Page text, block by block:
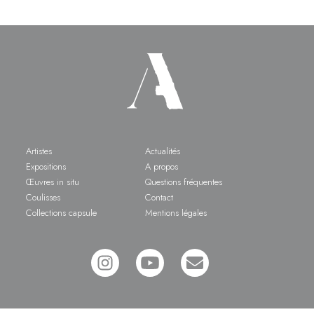
Artistes
Expositions
Œuvres in situ
Coulisses
Collections capsule
Actualités
A propos
Questions fréquentes
Contact
Mentions légales